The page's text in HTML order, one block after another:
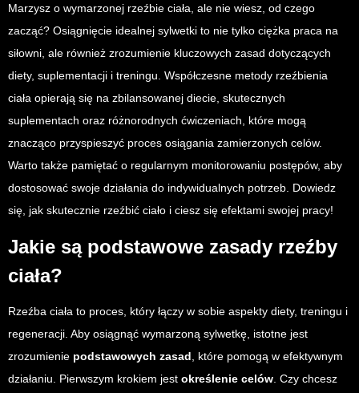
Marzysz o wymarzonej rzeźbie ciała, ale nie wiesz, od czego
zacząć? Osiągnięcie idealnej sylwetki to nie tylko ciężka praca na
siłowni, ale również zrozumienie kluczowych zasad dotyczących
diety, suplementacji i treningu. Współczesne metody rzeźbienia
ciała opierają się na zbilansowanej diecie, skutecznych
suplementach oraz różnorodnych ćwiczeniach, które mogą
znacząco przyspieszyć proces osiągania zamierzonych celów.
Warto także pamiętać o regularnym monitorowaniu postępów, aby
dostosować swoje działania do indywidualnych potrzeb. Dowiedz
się, jak skutecznie rzeźbić ciało i ciesz się efektami swojej pracy!
Jakie są podstawowe zasady rzeźby
ciała?
Rzeźba ciała to proces, który łączy w sobie aspekty diety, treningu i
regeneracji. Aby osiągnąć wymarzoną sylwetkę, istotne jest
zrozumienie podstawowych zasad , które pomogą w efektywnym
działaniu. Pierwszym krokiem jest określenie celów . Czy chcesz